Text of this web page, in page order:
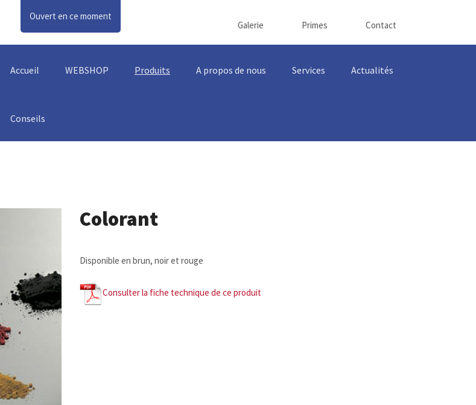
Ouvert en ce moment
Galerie Primes Contact
Accueil WEBSHOP Produits A propos de nous Services Actualités
Conseils
Colorant
Disponible en brun, noir et rouge
Consulter la fiche technique de ce produit